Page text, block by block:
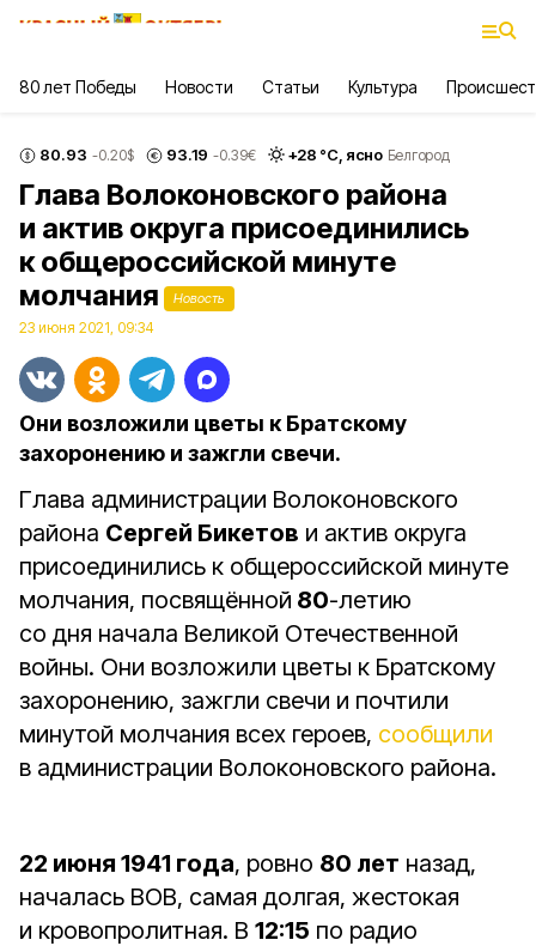
80 лет Победы Новости Статьи Культура
80.93 -0.20$ 93.19 -0.39€ +28 °С, ясно Белгород
Глава Волоконовского района
и актив округа присоединились
к общероссийской минуте
молчания
Новость
23 июня 2021, 09:34
Они возложили цветы к Братскому
захоронению и зажгли свечи.
Глава администрации Волоконовского
района Сергей Бикетов и актив округа
присоединились к общероссийской минуте
молчания, посвящённой 80-летию
со дня начала Великой Отечественной
войны. Они возложили цветы к Братскому
захоронению, зажгли свечи и почтили
минутой молчания всех героев, сообщили
в администрации Волоконовского района.
22 июня 1941 года, ровно 80 лет назад,
началась ВОВ, самая долгая, жестокая
и кровопролитная. В 12:15 по радио